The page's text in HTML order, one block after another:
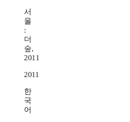
서
울
:
더
숲,
2011
2011
한
국
어